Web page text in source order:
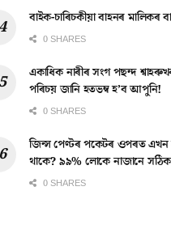
বাইক-চাৰিচকীয়া বাহনৰ মালিকৰ
0 SHARES
একাধিক নাৰীৰ সংগ পছন্দ
পৰিচয় জানি হতভম্ব হ’ব আপুনি!
0 SHARES
জিন্স পেণ্টৰ পকেটৰ ওপৰত
থাকে? ৯৯% লোকে নাজানে
0 SHARES